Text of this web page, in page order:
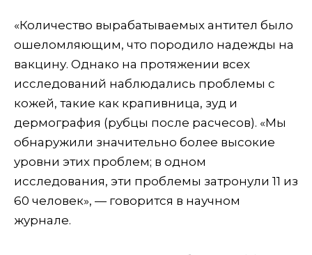
«Количество вырабатываемых антител было
ошеломляющим, что породило надежды на
вакцину. Однако на протяжении всех
исследований наблюдались проблемы с
кожей, такие как крапивница, зуд и
дермография (рубцы после расчесов). «Мы
обнаружили значительно более высокие
уровни этих проблем; в одном
исследования, эти проблемы затронули 11 из
60 человек», — говорится в научном
журнале.